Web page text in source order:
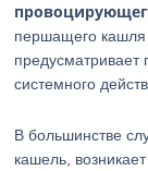
першащего кашля
предусматривает
системного
В большинстве
кашель,